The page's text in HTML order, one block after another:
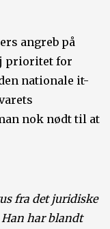
angreb på
prioritet for
nationale it-
nok nødt til at
fra det juridiske
har blandt